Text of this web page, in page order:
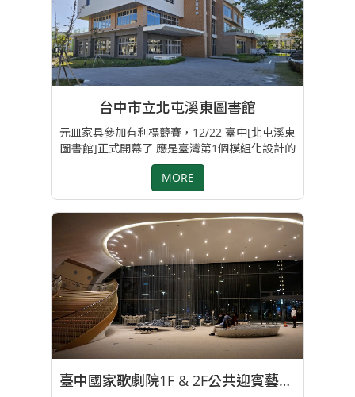
台中市立北屯溪東圖書館
元皿家具參加有利標競賽，12/22 臺中[北屯溪東
圖書館]正式開幕了 應是臺灣第1個模組化設計的
圖書館，也就是建築物使用執照拿到後，沒有木
工做室內裝修直接家具進場，讓這空間未來可彈
性調整 & 搬移，以及縮短工時提早啟用 同時我
們以最嚴格的環保標準，全面使用CNS F1級環
保板，金屬材料幾乎都為不生銹防靜電的鋁合金
或轉接頭，同時大部分的沙發採用[成型泡棉]布
不上膠+防水防汙布製作………… #感謝尊敬文英
基金會捐贈1.2億卻不要具名 #感謝臺中市文化
局及徐伯瑞建築師事務所 專案負責: 呂明樺 . 李
翠芬
https://www.taichung.gov.tw/3170900/post
MORE
臺中國家歌劇院1F & 2F公共迎賓藝術家具